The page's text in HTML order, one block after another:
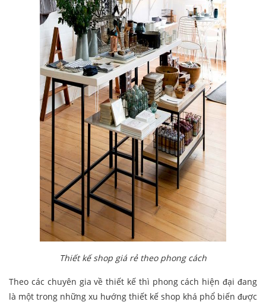
Thiết kế shop giá rẻ theo phong cách
Theo các chuyên gia về thiết kế thì phong cách hiện đại đang
là một trong những xu hướng thiết kế shop khá phổ biến được